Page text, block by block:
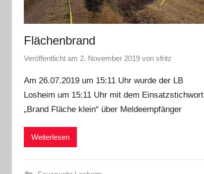
Flächenbrand
Veröffentlicht am 2. November 2019 von sfritz
Am 26.07.2019 um 15:11 Uhr wurde der LB
Losheim um 15:11 Uhr mit dem Einsatzstichwort
„Brand Fläche klein“ über Meldeempfänger
Weiterlesen